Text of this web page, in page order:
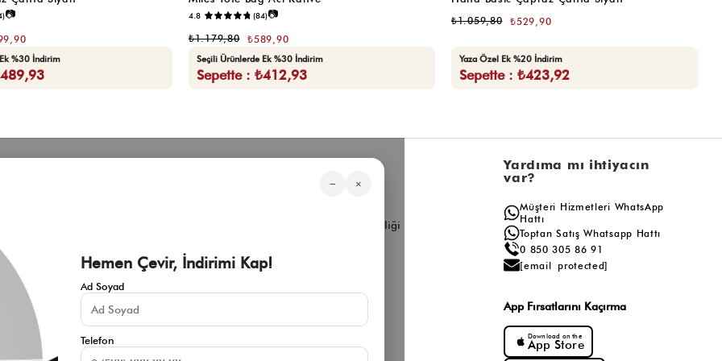
📷
%30 İndirim
4.8 (84)📷
₺589,90
₺1.179,80
Seçili Ürünlerde Ek %30 İndirim
Sepette : ₺412,93
₺529,90
₺1.059,80
Yaza Özel Ek %20 İndirim
Sepette : ₺423,92
Müşteri Hizmetleri
Çerez Politikası
İade ve Değişim Şartları
Mesafeli Satış Sözleşmesi
Gizlilik Politikası
Kurumsal
İnfluencer İş Birliği
Yardıma mı ihtiyacın
var?
Müşteri Hizmetleri WhatsApp
Hattı
Toptan Satış Whatsapp Hattı
0 850 305 86 91
[email protected]
App Fırsatlarını Kaçırma
Download on the
App Store
− ×
Hemen Çevir, İndirimi Kap!
Ad Soyad
Telefon